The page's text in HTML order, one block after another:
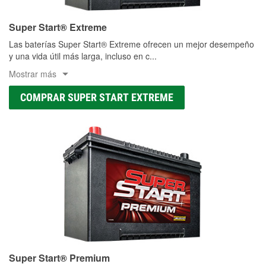
Super Start® Extreme
Las baterías Super Start® Extreme ofrecen un mejor desempeño
y una vida útil más larga, incluso en c...
Mostrar más
COMPRAR SUPER START EXTREME
Super Start® Premium